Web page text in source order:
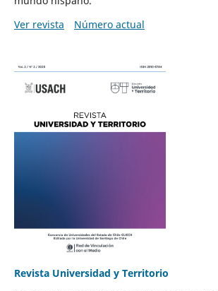
Ver revista
Número actual
Revista Universidad y Territorio